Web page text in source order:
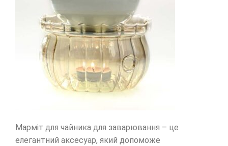
Марміт для чайника для заварювання – це
елегантний аксесуар, який допоможе